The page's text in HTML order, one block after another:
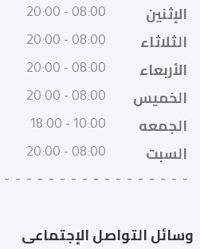
الإثنين 08:00 - 20:00
الثلاثاء 08:00 - 20:00
الأربعاء 08:00 - 20:00
الخميس 08:00 - 20:00
الجمعه 10:00 - 18:00
السبت 08:00 - 20:00
وسائل التواصل الإجتماعى